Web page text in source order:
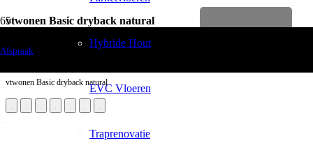
Afspraak
Hybride Hout
EVC Vloeren
Traprenovatie
vtwonen Basic dryback natural
vtwonen Basic dryback natural